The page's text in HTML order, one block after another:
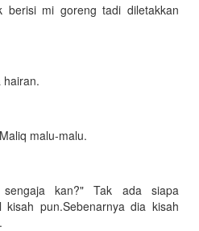
berisi mi goreng tadi diletakkan
hairan.
malu-malu.
kan?" Tak ada siapa
pun.Sebenarnya dia kisah